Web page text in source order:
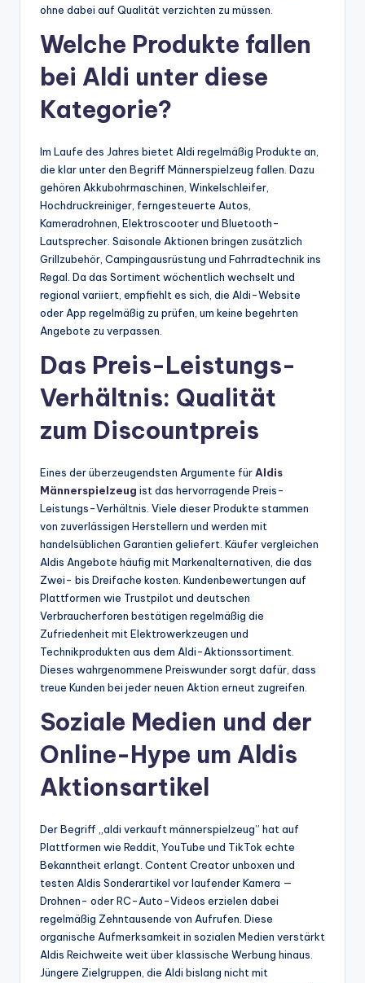
ohne dabei auf Qualität verzichten zu müssen.
Welche Produkte fallen
bei Aldi unter diese
Kategorie?
Im Laufe des Jahres bietet Aldi regelmäßig Produkte an,
die klar unter den Begriff Männerspielzeug fallen. Dazu
gehören Akkubohrmaschinen, Winkelschleifer,
Hochdruckreiniger, ferngesteuerte Autos,
Kameradrohnen, Elektroscooter und Bluetooth-
Lautsprecher. Saisonale Aktionen bringen zusätzlich
Grillzubehör, Campingausrüstung und Fahrradtechnik ins
Regal. Da das Sortiment wöchentlich wechselt und
regional variiert, empfiehlt es sich, die Aldi-Website
oder App regelmäßig zu prüfen, um keine begehrten
Angebote zu verpassen.
Das Preis-Leistungs-
Verhältnis: Qualität
zum Discountpreis
Eines der überzeugendsten Argumente fürAldis
Männerspielzeug ist das hervorragende Preis-
Leistungs-Verhältnis. Viele dieser Produkte stammen
von zuverlässigen Herstellern und werden mit
handelsüblichen Garantien geliefert. Käufer vergleichen
Aldis Angebote häufig mit Markenalternativen, die das
Zwei- bis Dreifache kosten. Kundenbewertungen auf
Plattformen wie Trustpilot und deutschen
Verbraucherforen bestätigen regelmäßig die
Zufriedenheit mit Elektrowerkzeugen und
Technikprodukten aus dem Aldi-Aktionssortiment.
Dieses wahrgenommene Preiswunder sorgt dafür, dass
treue Kunden bei jeder neuen Aktion erneut zugreifen.
Soziale Medien und der
Online-Hype um Aldis
Aktionsartikel
Der Begriff „aldi verkauft männerspielzeug” hat auf
Plattformen wie Reddit, YouTube und TikTok echte
Bekanntheit erlangt. Content Creator unboxen und
testen Aldis Sonderartikel vor laufender Kamera —
Drohnen- oder RC-Auto-Videos erzielen dabei
regelmäßig Zehntausende von Aufrufen. Diese
organische Aufmerksamkeit in sozialen Medien verstärkt
Aldis Reichweite weit über klassische Werbung hinaus.
Jüngere Zielgruppen, die Aldi bislang nicht mit